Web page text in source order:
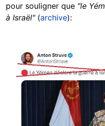
pour souligner que "le
à Israël"(archive):
Image